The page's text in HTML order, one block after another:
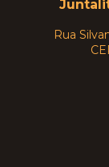
Rua